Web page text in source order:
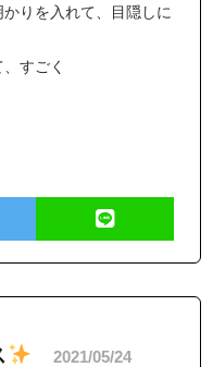
りを入れて、目隠しに
すごく
2021/05/24